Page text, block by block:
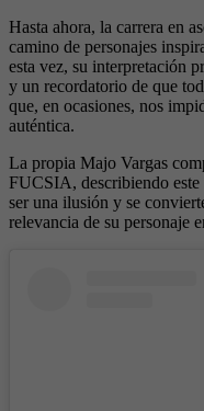
Hasta ahora, la carrera en
camino de personajes
esta vez, su interpretación
y un recordatorio de que
que, en ocasiones, nos
auténtica.
La propia Majo Vargas
FUCSIA, describiendo este
ser una ilusión y se
relevancia de su personaje